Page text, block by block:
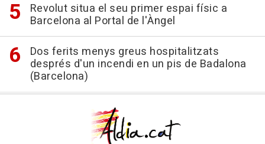
Revolut situa el seu primer espai físic a
Barcelona al Portal de l'Àngel
Dos ferits menys greus hospitalitzats
després d'un incendi en un pis de Badalona
(Barcelona)